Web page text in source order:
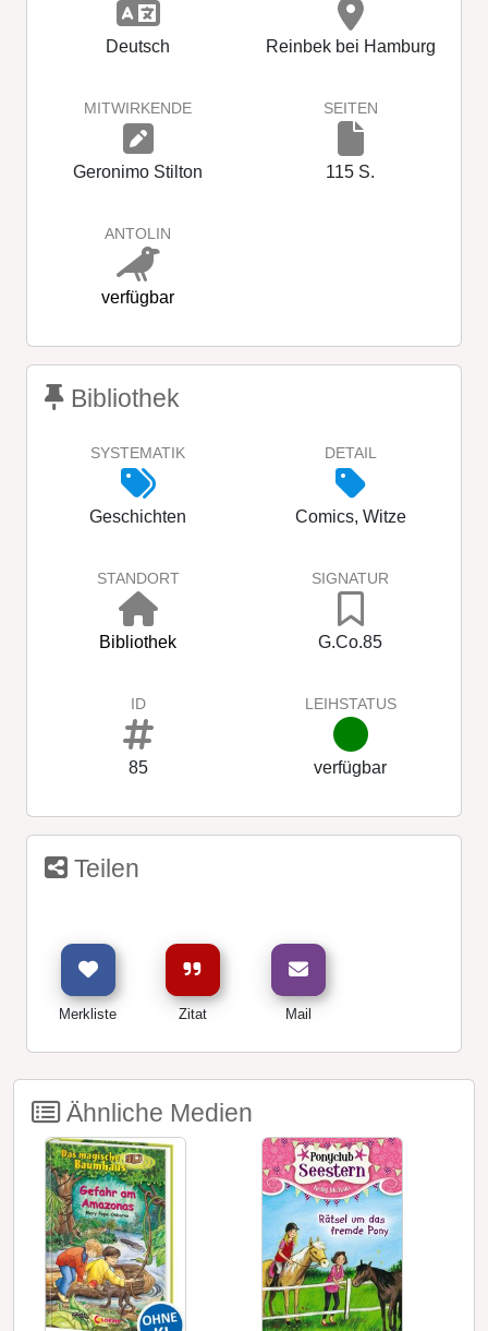
Deutsch Reinbek bei Hamburg
MITWIRKENDE
Geronimo Stilton
SEITEN
115 S.
ANTOLIN
verfügbar
Bibliothek
SYSTEMATIK
Geschichten
DETAIL
Comics, Witze
STANDORT
Bibliothek
SIGNATUR
G.Co.85
ID
85
LEIHSTATUS
verfügbar
Teilen
Merkliste Zitat Mail
Ähnliche Medien